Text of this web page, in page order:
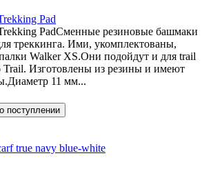
Pad
PadСменные резиновые башмаки
треккинга. Ими, укомплектованы,
Walker XS.Они подойдут и для trail
Trail. Изготовлены из резины и имеют
11 мм...
поступлении